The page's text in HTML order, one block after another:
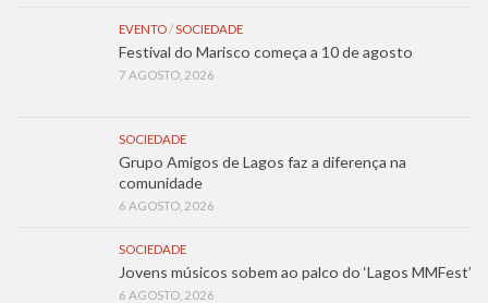
EVENTO/SOCIEDADE
Festival do Marisco começa a 10 de agosto
7 AGOSTO, 2026
SOCIEDADE
Grupo Amigos de Lagos faz a diferença na
comunidade
6 AGOSTO, 2026
SOCIEDADE
Jovens músicos sobem ao palco do ‘Lagos MMFest’
6 AGOSTO, 2026